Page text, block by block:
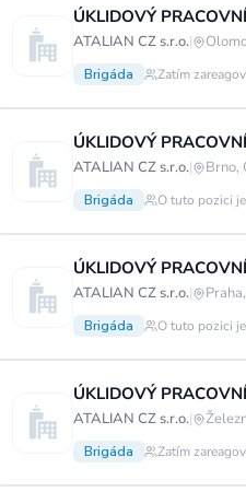
ÚKLIDOVÝ
ATALIAN CZ s.r.o.|
Brigáda Zatím
ÚKLIDOVÝ
ATALIAN CZ s.r.o.| Brno,
Brigáda O tuto pozici
ATALIAN CZ s.r.o.|
Brigáda O tuto pozici
ATALIAN CZ s.r.o.|
Brigáda Zatím